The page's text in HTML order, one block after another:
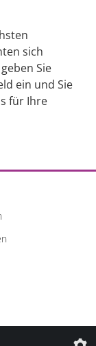
sich
Sie
ein und Sie
für Ihre